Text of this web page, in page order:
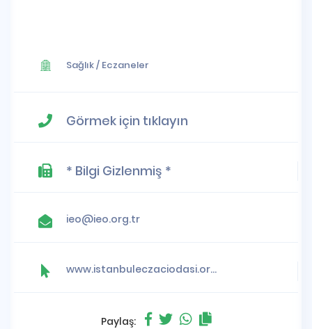
Sağlık/ Eczaneler
Görmek için tıklayın
* Bilgi Gizlenmiş *
ieo@ieo.org.tr
www.istanbuleczaciodasi.org.tr
Paylaş: